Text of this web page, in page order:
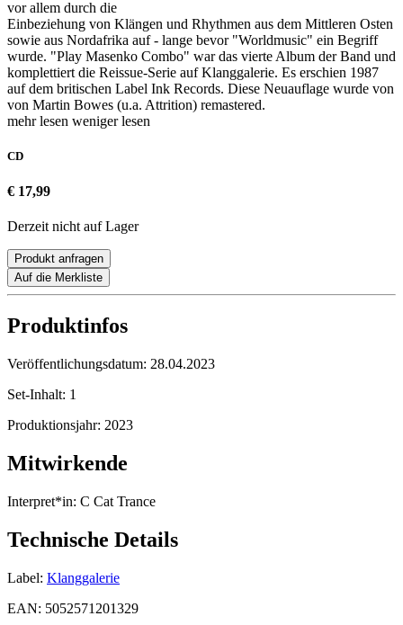
vor allem durch die
Einbeziehung von Klängen und Rhythmen aus dem Mittleren Osten
sowie aus Nordafrika auf - lange bevor "Worldmusic" ein Begriff
wurde. "Play Masenko Combo" war das vierte Album der Band und
komplettiert die Reissue-Serie auf Klanggalerie. Es erschien 1987
auf dem britischen Label Ink Records. Diese Neuauflage wurde von
von Martin Bowes (u.a. Attrition) remastered.
mehr lesen weniger lesen
CD
€ 17,99
Derzeit nicht auf Lager
Produkt anfragen
Auf die Merkliste
Produktinfos
Veröffentlichungsdatum: 28.04.2023
Set-Inhalt: 1
Produktionsjahr: 2023
Mitwirkende
Interpret*in: C Cat Trance
Technische Details
Label: Klanggalerie
EAN: 5052571201329